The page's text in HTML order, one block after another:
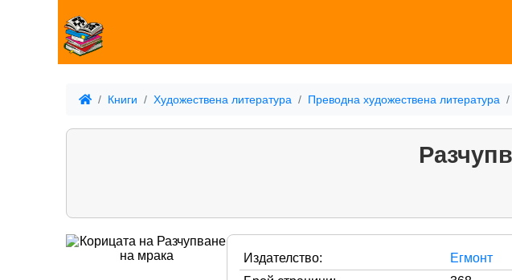
Книги Художествена литература Преводна художествена литература
Издателство:
Егмонт